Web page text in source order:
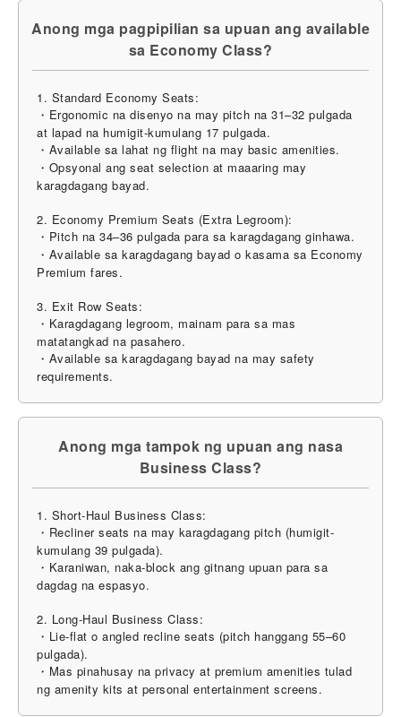
Anong mga pagpipilian sa upuan ang available
sa Economy Class?
1. Standard Economy Seats:
・Ergonomic na disenyo na may pitch na 31–32 pulgada
at lapad na humigit-kumulang 17 pulgada.
・Available sa lahat ng flight na may basic amenities.
・Opsyonal ang seat selection at maaaring may
karagdagang bayad.
2. Economy Premium Seats (Extra Legroom):
・Pitch na 34–36 pulgada para sa karagdagang ginhawa.
・Available sa karagdagang bayad o kasama sa Economy
Premium fares.
3. Exit Row Seats:
・Karagdagang legroom, mainam para sa mas
matatangkad na pasahero.
・Available sa karagdagang bayad na may safety
requirements.
Anong mga tampok ng upuan ang nasa
Business Class?
1. Short-Haul Business Class:
・Recliner seats na may karagdagang pitch (humigit-
kumulang 39 pulgada).
・Karaniwan, naka-block ang gitnang upuan para sa
dagdag na espasyo.
2. Long-Haul Business Class:
・Lie-flat o angled recline seats (pitch hanggang 55–60
pulgada).
・Mas pinahusay na privacy at premium amenities tulad
ng amenity kits at personal entertainment screens.